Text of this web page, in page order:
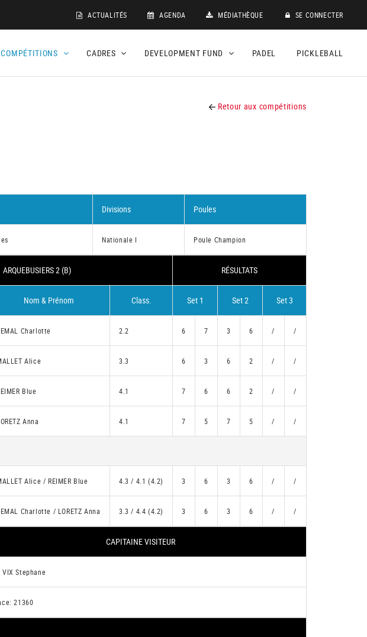
ACTUALITÉS AGENDA MÉDIATHÈQUE SE CONNECTER
COMPÉTITIONS CADRES DEVELOPMENT FUND PADEL PICKLEBALL
Retour aux compétitions
Divisions Poules
Nationale I Poule Champion
ARQUEBUSIERS 2 (B) RÉSULTATS
Nom & Prénom Class. Set 1 Set 2 Set 3
Charlotte 2.2 6 7 3 6 / /
Alice 3.3 6 3 6 2 / /
Blue 4.1 7 6 6 2 / /
Anna 4.1 7 5 7 5 / /
Alice / REIMER Blue 4.3 / 4.1 (4.2) 3 6 3 6 / /
Charlotte / LORETZ Anna 3.3 / 4.4 (4.2) 3 6 3 6 / /
CAPITAINE VISITEUR
VIX Stephane
21360